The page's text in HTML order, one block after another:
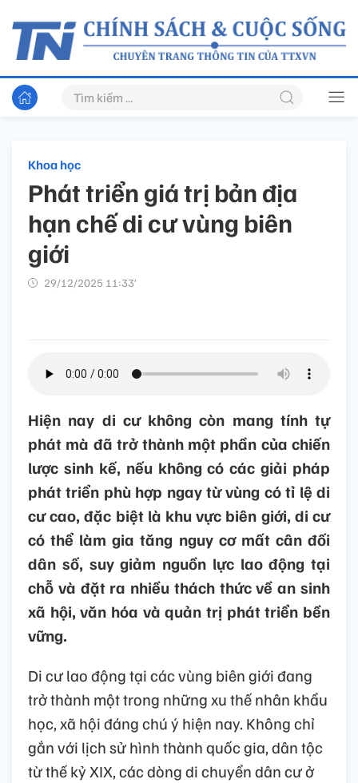
Khoa học
Phát triển giá trị bản địa
hạn chế di cư vùng biên
giới
29/12/2025 11:33’
Hiện nay di cư không còn mang tính tự
phát mà đã trở thành một phần của chiến
lược sinh kế, nếu không có các giải pháp
phát triển phù hợp ngay từ vùng có tỉ lệ di
cư cao, đặc biệt là khu vực biên giới, di cư
có thể làm gia tăng nguy cơ mất cân đối
dân số, suy giảm nguồn lực lao động tại
chỗ và đặt ra nhiều thách thức về an sinh
xã hội, văn hóa và quản trị phát triển bền
vững.
Di cư lao động tại các vùng biên giới đang
trở thành một trong những xu thế nhân khẩu
học, xã hội đáng chú ý hiện nay. Không chỉ
gắn với lịch sử hình thành quốc gia, dân tộc
từ thế kỷ XIX, các dòng di chuyển dân cư ở